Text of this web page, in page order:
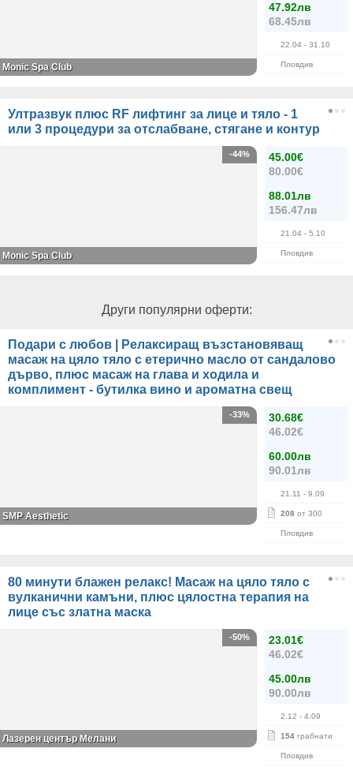
47.92лв
68.45лв
22.04 - 31.10
Пловдив
Monic Spa Club
Ултразвук плюс RF лифтинг за лице и тяло - 1
или 3 процедури за отслабване, стягане и контур
45.00€
80.00€
88.01лв
156.47лв
21.04 - 5.10
Пловдив
-44%
Monic Spa Club
Други популярни оферти:
Подари с любов | Релаксиращ възстановяващ
масаж на цяло тяло с етерично масло от сандалово
дърво, плюс масаж на глава и ходила и
комплимент - бутилка вино и ароматна свещ
30.68€
46.02€
60.00лв
90.01лв
21.11 - 9.09
208 от 300
Пловдив
-33%
SMP Aesthetic
80 минути блажен релакс! Масаж на цяло тяло с
вулканични камъни, плюс цялостна терапия на
лице със златна маска
23.01€
46.02€
45.00лв
90.00лв
2.12 - 4.09
154 грабнати
Пловдив
-50%
Лазерен център Мелани